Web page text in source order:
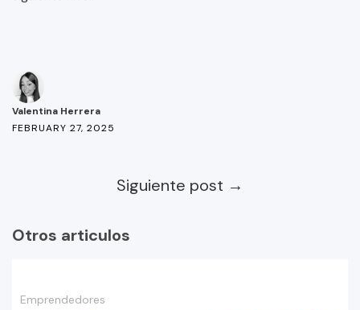
Valentina Herrera
FEBRUARY 27, 2025
Siguiente post →
Otros articulos
Emprendedores